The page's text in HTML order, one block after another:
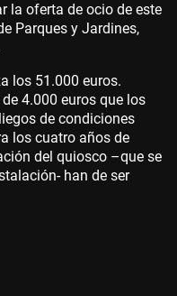
la oferta de ocio de este
Parques y Jardines,
los 51.000 euros.
4.000 euros que los
de condiciones
los cuatro años de
del quiosco –que se
han de ser